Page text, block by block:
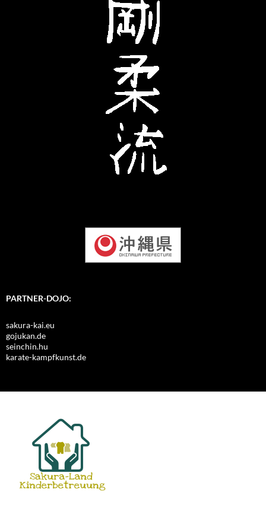
PARTNER-DOJO:
sakura-kai.eu
gojukan.de
seinchin.hu
karate-kampfkunst.de